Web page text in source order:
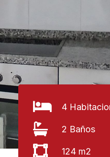
4
2 Baños
124 m2